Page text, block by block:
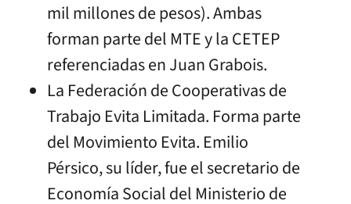
mil millones de pesos). Ambas
forman parte del MTE y la CETEP
referenciadas en Juan Grabois.
La Federación de Cooperativas de
Trabajo Evita Limitada. Forma parte
del Movimiento Evita. Emilio
Pérsico, su líder, fue el secretario de
Economía Social del Ministerio de